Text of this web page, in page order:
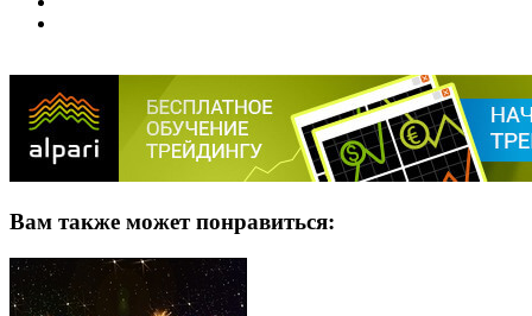
Вам также может понравиться: